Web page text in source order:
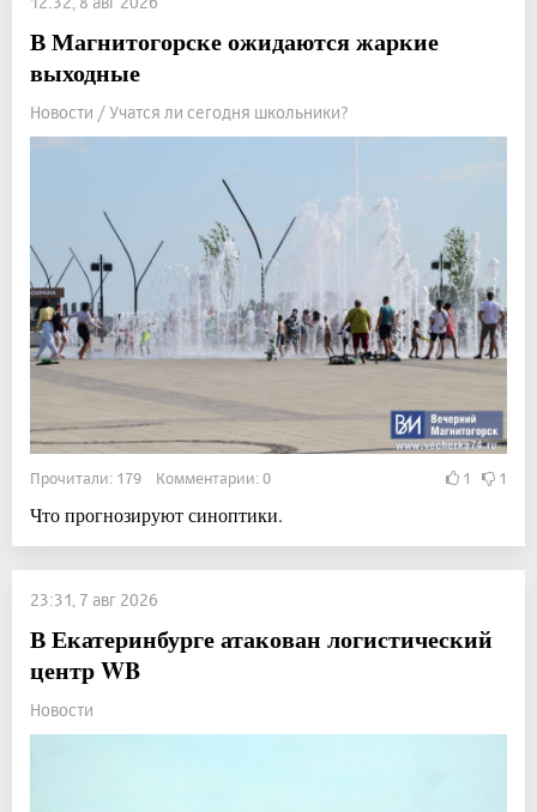
В Магнитогорске ожидаются жаркие
выходные
Новости / Учатся ли сегодня школьники?
Прочитали: 179 Комментарии: 0 1 1
Что прогнозируют синоптики.
23:31, 7 авг 2026
В Екатеринбурге атакован логистический
центр WB
Новости